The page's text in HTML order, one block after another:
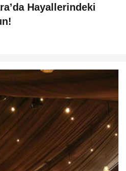
Hayallerindeki